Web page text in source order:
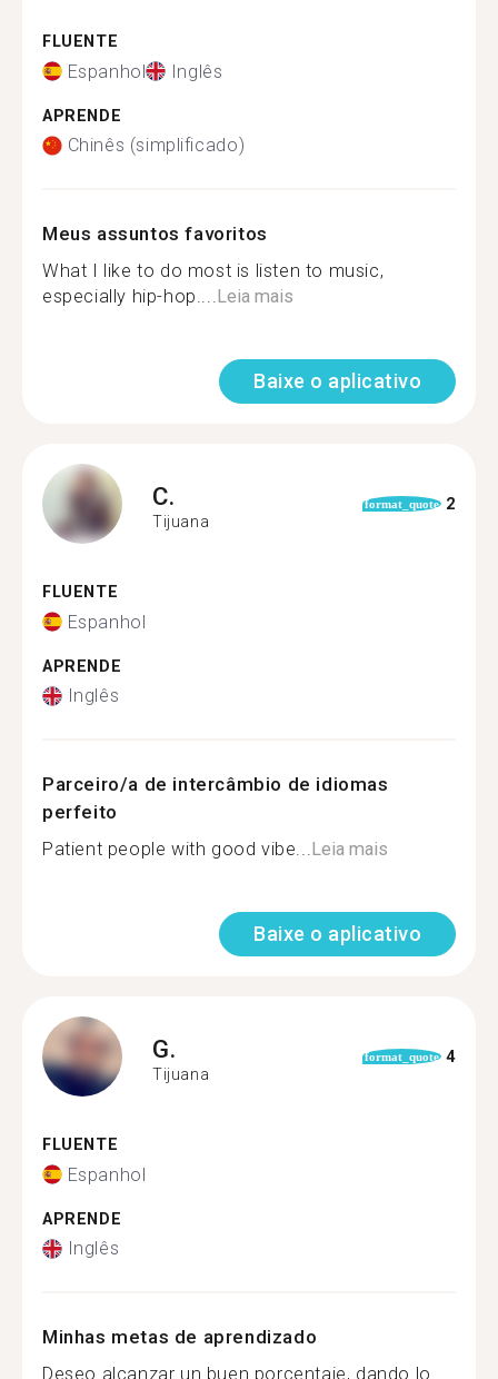
FLUENTE
Espanhol Inglês
APRENDE
Chinês (simplificado)
Meus assuntos favoritos
What I like to do most is listen to music,
especially hip-hop....Leia mais
Baixe o aplicativo
C.
Tijuana
format_quote 2
FLUENTE
Espanhol
APRENDE
Inglês
Parceiro/a de intercâmbio de idiomas
perfeito
Patient people with good vibe...Leia mais
Baixe o aplicativo
G.
Tijuana
format_quote 4
FLUENTE
Espanhol
APRENDE
Inglês
Minhas metas de aprendizado
Deseo alcanzar un buen porcentaje, dando lo